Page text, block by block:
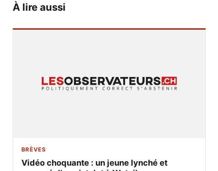
À lire aussi
BRÈVES
Vidéo choquante : un jeune lynché et